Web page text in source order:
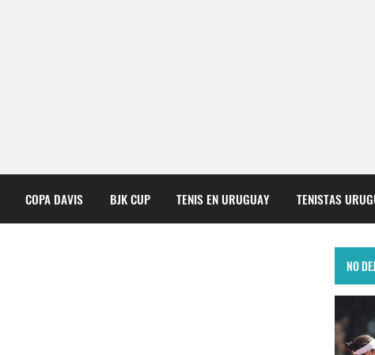
COPA DAVIS BJK CUP TENIS EN URUGUAY TENISTAS
NO